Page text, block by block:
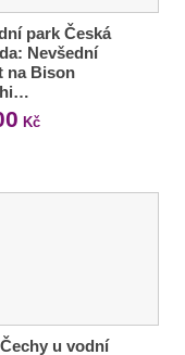
park Česká
Nevšední
na Bison
Kč
u vodní